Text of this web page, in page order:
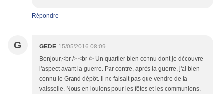
Répondre
G GEDE 15/05/2016 08:09
Bonjour,<br /> <br /> Un quartier bien connu dont je découvre
l'aspect avant la guerre. Par contre, après la guerre, j'ai bien
connu le Grand dépôt. Il ne faisait pas que vendre de la
vaisselle. Nous en louions pour les fêtes et les communions.